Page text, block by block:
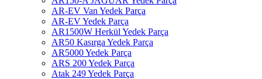
AR-EV Van Yedek Parça
AR-EV Yedek Parça
AR1500W Herkül Yedek Parça
AR50 Kasırga Yedek Parça
AR5000 Yedek Parça
ARS 200 Yedek Parça
Atak 249 Yedek Parça